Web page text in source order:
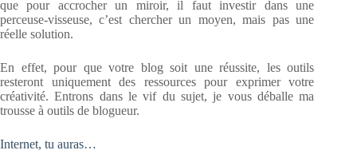
que pour accrocher un miroir, il faut investir dans une
perceuse-visseuse, c’est chercher un moyen, mais pas une
réelle solution.
En effet, pour que votre blog soit une réussite, les outils
resteront uniquement des ressources pour exprimer votre
créativité. Entrons dans le vif du sujet, je vous déballe ma
trousse à outils de blogueur.
Internet, tu auras…